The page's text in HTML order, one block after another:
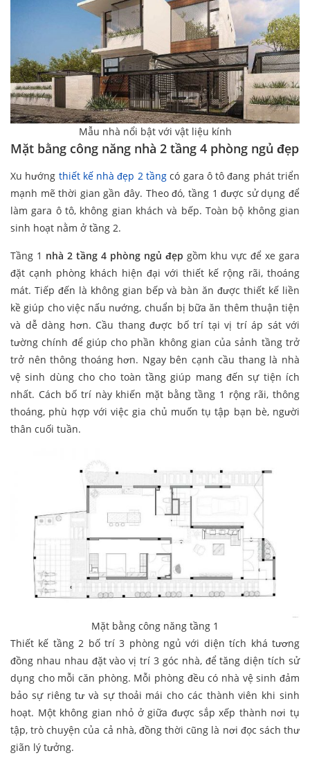
Mẫu nhà nổi bật với vật liệu kính
Mặt bằng công năng nhà 2 tầng 4 phòng ngủ đẹp
Xu hướng thiết kế nhà đẹp 2 tầng có gara ô tô đang phát triển
mạnh mẽ thời gian gần đây. Theo đó, tầng 1 được sử dụng để
làm gara ô tô, không gian khách và bếp. Toàn bộ không gian
sinh hoạt nằm ở tầng 2.
Tầng 1 nhà 2 tầng 4 phòng ngủ đẹp gồm khu vực để xe gara
đặt cạnh phòng khách hiện đại với thiết kế rộng rãi, thoáng
mát. Tiếp đến là không gian bếp và bàn ăn được thiết kế liền
kề giúp cho việc nấu nướng, chuẩn bị bữa ăn thêm thuận tiện
và dễ dàng hơn. Cầu thang được bố trí tại vị trí áp sát với
tường chính để giúp cho phần không gian của sảnh tầng trở
trở nên thông thoáng hơn. Ngay bên cạnh cầu thang là nhà
vệ sinh dùng cho cho toàn tầng giúp mang đến sự tiện ích
nhất. Cách bố trí này khiến mặt bằng tầng 1 rộng rãi, thông
thoáng, phù hợp với việc gia chủ muốn tụ tập bạn bè, người
thân cuối tuần.
Mặt bằng công năng tầng 1
Thiết kế tầng 2 bố trí 3 phòng ngủ với diện tích khá tương
đồng nhau nhau đặt vào vị trí 3 góc nhà, để tăng diện tích sử
dụng cho mỗi căn phòng. Mỗi phòng đều có nhà vệ sinh đảm
bảo sự riêng tư và sự thoải mái cho các thành viên khi sinh
hoạt. Một không gian nhỏ ở giữa được sắp xếp thành nơi tụ
tập, trò chuyện của cả nhà, đồng thời cũng là nơi đọc sách thư
giãn lý tưởng.